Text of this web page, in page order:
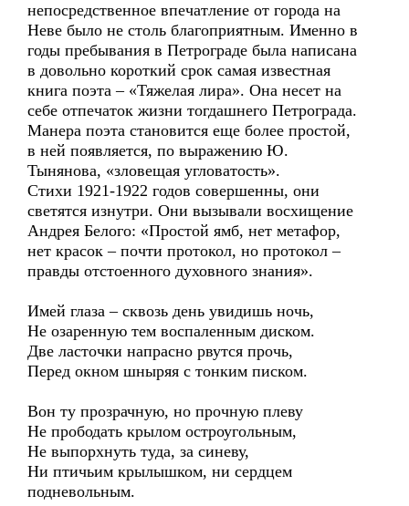
непосредственное впечатление от города на
Неве было не столь благоприятным. Именно в
годы пребывания в Петрограде была написана
в довольно короткий срок самая известная
книга поэта – «Тяжелая лира». Она несет на
себе отпечаток жизни тогдашнего Петрограда.
Манера поэта становится еще более простой,
в ней появляется, по выражению Ю.
Тынянова, «зловещая угловатость».
Стихи 1921-1922 годов совершенны, они
светятся изнутри. Они вызывали восхищение
Андрея Белого: «Простой ямб, нет метафор,
нет красок – почти протокол, но протокол –
правды отстоенного духовного знания».
Имей глаза – сквозь день увидишь ночь,
Не озаренную тем воспаленным диском.
Две ласточки напрасно рвутся прочь,
Перед окном шныряя с тонким писком.
Вон ту прозрачную, но прочную плеву
Не прободать крылом остроугольным,
Не выпорхнуть туда, за синеву,
Ни птичьим крылышком, ни сердцем
подневольным.